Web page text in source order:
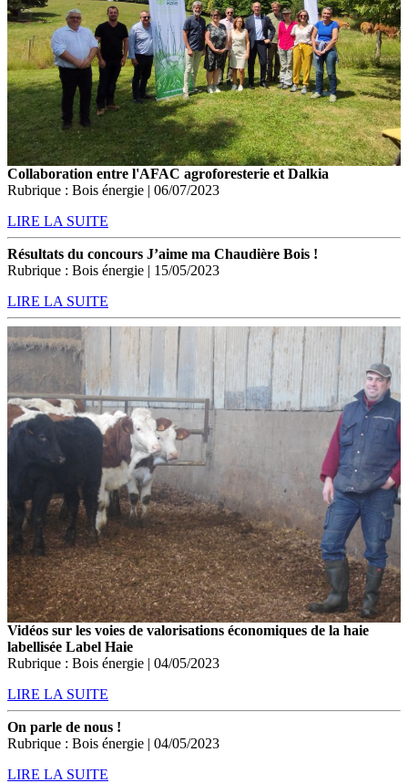
Collaboration entre l'AFAC agroforesterie et Dalkia
Rubrique : Bois énergie | 06/07/2023
LIRE LA SUITE
Résultats du concours J’aime ma Chaudière Bois !
Rubrique : Bois énergie | 15/05/2023
LIRE LA SUITE
Vidéos sur les voies de valorisations économiques de la haie
labellisée Label Haie
Rubrique : Bois énergie | 04/05/2023
LIRE LA SUITE
On parle de nous !
Rubrique : Bois énergie | 04/05/2023
LIRE LA SUITE